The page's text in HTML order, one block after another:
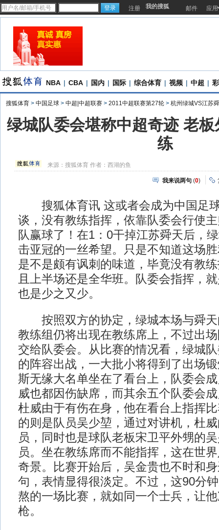
注册 我的搜狐 邮件 应用
NBA | CBA | 国内 | 国际 | 综合体育 | 视频 | 中超 |
搜狐体育 > 中国足球 > 中超|中超联赛 > 2011中超联赛第27轮 > 杭州绿城VS江苏
绿城队委会堪称中超奇迹 老
练
来源：搜狐体育 作者：西湖的鱼
我来说两句 (0)
搜狐体育讯 这或者会成为中国足
谈，没有教练指挥，依靠队委会行使
队赢球了！在1：0干掉江苏舜天后，
击亚冠的一丝希望。只是不知道这场
是不是颇有讽刺的味道，毕竟没有教
且上半场还是全华班。队委会指挥，
也是少之又少。
按照双方的协定，绿城本场与舜天
教练组仍将出现在教练席上，不过出
交给队委会。从比赛的情况看，绿城
的阵容出战，一大批小将得到了出场
斯无缘大名单坐在了看台上，队委会
威也都因伤缺席，而其余五个队委会
杜威由于有伤在身，他在看台上指挥
的则是队员吴少堃，通过对讲机，杜
员，同时也是球队老板宋卫平外甥的
员。坐在教练席而不能指挥，这在世
奇景。比赛开始后，吴金贵也不时和
句，表情显得很淡定。不过，这90分
熬的一场比赛，就如同一个士兵，让
枪。